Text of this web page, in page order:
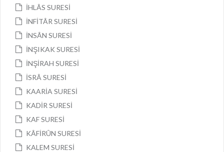
İHLÂS SURESİ
İNFİTÂR SURESİ
İNSÂN SURESİ
İNŞIKAK SURESİ
İNŞİRAH SURESİ
İSRÂ SURESİ
KAARİA SURESİ
KADİR SURESİ
KAF SURESİ
KÂFİRÛN SURESİ
KALEM SURESİ